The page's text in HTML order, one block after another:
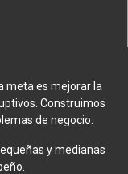
meta es mejorar la
Construimos
de negocio.
y medianas